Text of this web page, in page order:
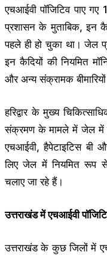
एचआईवी पॉजिटिव पाए
प्रशासन के मुताबिक, इन
पहले ही हो चुका था। जेल
इन कैदियों की नियमित
और अन्य संक्रामक
हरिद्वार के मुख्य
संक्रमण के मामले में जेल में
एचआईवी, हैपेटाइटिस बी
लिए जेल में नियमित रूप से
चलाए जा रहे हैं।
उत्तराखंड में एचआईवी
उत्तराखंड के कुछ जिलों में